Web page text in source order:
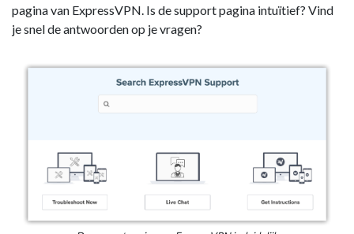
pagina van ExpressVPN. Is de support pagina intuïtief? Vind
je snel de antwoorden op je vragen?